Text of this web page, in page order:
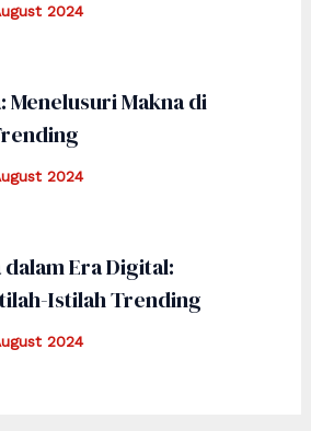
2024
Menelusuri Makna di
2024
Era Digital:
Istilah Trending
2024